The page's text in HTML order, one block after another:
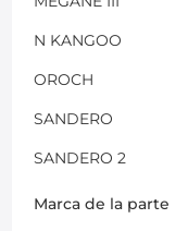
N KANGOO
OROCH
SANDERO
SANDERO 2
Marca de la parte